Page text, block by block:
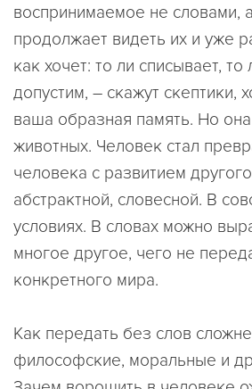
воспринимаемое не словами,
продолжает видеть их и уже
как хочет: то ли списывает, то
допустим, – скажут скептики,
ваша образная память. Но
животных. Человек стал
человека с развитием
абстрактной, словесной. В
условиях. В словах можно
многое другое, чего не
конкретного мира.
Как передать без слов
философские, моральные и